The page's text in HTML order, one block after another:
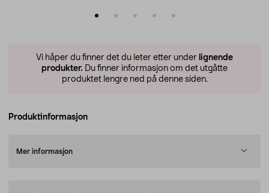
Vi håper du finner det du leter etter under lignende
produkter. Du finner informasjon om det utgåtte
produktet lengre ned på denne siden.
Produktinformasjon
Mer informasjon